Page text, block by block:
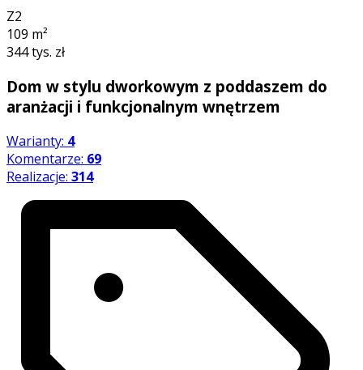
Z2
109 m²
344 tys. zł
Dom w stylu dworkowym z poddaszem do
aranżacji i funkcjonalnym wnętrzem
Warianty: 4
Komentarze: 69
Realizacje: 314